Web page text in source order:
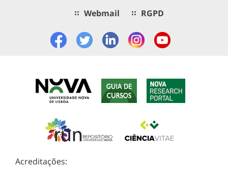
Webmail RGPD
Acreditações: